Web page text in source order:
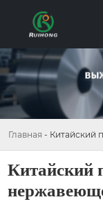
Главная - Китайский
Китайский